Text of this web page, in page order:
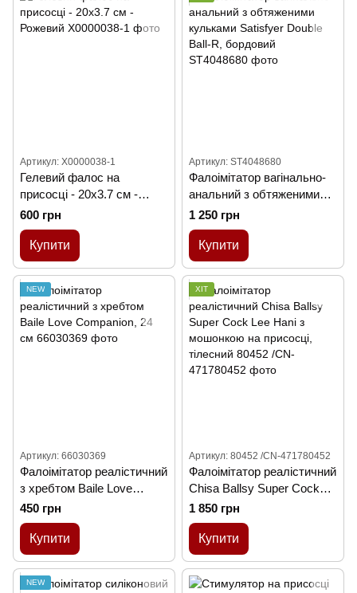
Артикул: X0000038-1
Гелевий фалос на
присосці - 20x3.7 см -
Рожевий
600 грн
Купити
Артикул: ST4048680
Фалоімітатор вагінально-
анальний з обтяженими
кульками Satisfyer Double
Ball-R, бордовий
1 250 грн
Купити
NEW
Артикул: 66030369
Фалоімітатор реалістичний
з хребтом Baile Love
Companion, 24 см
450 грн
Купити
ХІТ
Артикул: 80452 /CN-471780452
Фалоімітатор реалістичний
Chisa Ballsy Super Cock
Lee Hani з мошонкою на
присосці, тілесний
1 850 грн
Купити
NEW